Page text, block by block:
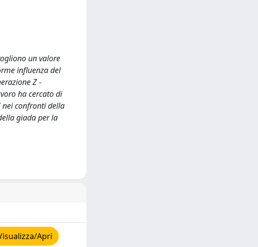
un valore
influenza del
Z -
ha cercato di
nei confronti della
giada per la
Apri